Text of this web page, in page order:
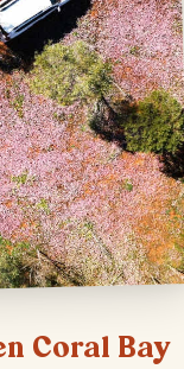
Coral Bay